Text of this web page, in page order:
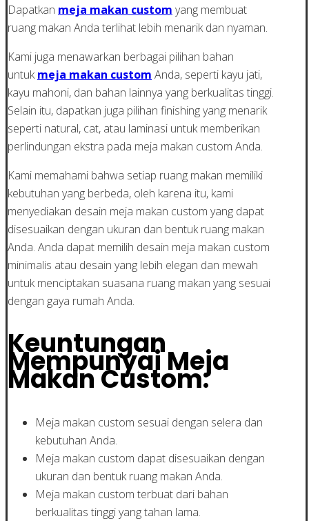
Dapatkan meja makan custom yang membuat
ruang makan Anda terlihat lebih menarik dan nyaman.
Kami juga menawarkan berbagai pilihan bahan
untukmeja makan custom Anda, seperti kayu jati,
kayu mahoni, dan bahan lainnya yang berkualitas tinggi.
Selain itu, dapatkan juga pilihan finishing yang menarik
seperti natural, cat, atau laminasi untuk memberikan
perlindungan ekstra pada meja makan custom Anda.
Kami memahami bahwa setiap ruang makan memiliki
kebutuhan yang berbeda, oleh karena itu, kami
menyediakan desain meja makan custom yang dapat
disesuaikan dengan ukuran dan bentuk ruang makan
Anda. Anda dapat memilih desain meja makan custom
minimalis atau desain yang lebih elegan dan mewah
untuk menciptakan suasana ruang makan yang sesuai
dengan gaya rumah Anda.
Keuntungan
Mempunyai Meja
Makan Custom:
Meja makan custom sesuai dengan selera dan
kebutuhan Anda.
Meja makan custom dapat disesuaikan dengan
ukuran dan bentuk ruang makan Anda.
Meja makan custom terbuat dari bahan
berkualitas tinggi yang tahan lama.